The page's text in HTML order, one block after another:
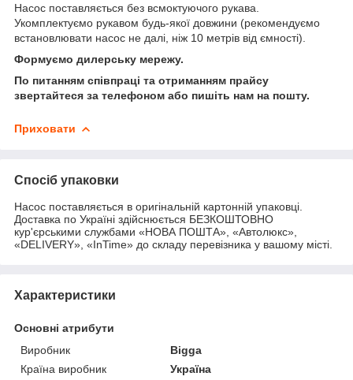
Насос поставляється без всмоктуючого рукава.
Укомплектуємо рукавом будь-якої довжини (рекомендуємо
встановлювати насос не далі, ніж 10 метрів від ємності).
Формуємо дилерську мережу.
По питанням співпраці та отриманням прайсу
звертайтеся за телефоном або пишіть нам на пошту.
Приховати
Спосіб упаковки
Насос поставляється в оригінальній картонній упаковці.
Доставка по Україні здійснюється БЕЗКОШТОВНО
кур'єрськими службами «НОВА ПОШТА», «Автолюкс»,
«DELIVERY», «InTime» до складу перевізника у вашому місті.
Характеристики
Основні атрибути
Виробник
Bigga
Країна виробник
Україна